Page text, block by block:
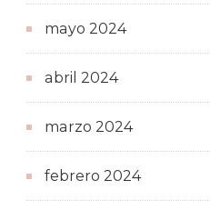
mayo 2024
abril 2024
marzo 2024
febrero 2024